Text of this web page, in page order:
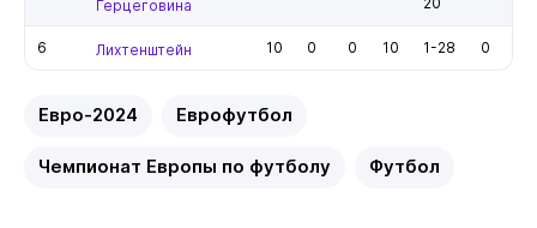
Герцеговина
6 Лихтенштейн 10 0 0 10 1-28 0
Евро-2024 Еврофутбол
Чемпионат Европы по футболу Футбол